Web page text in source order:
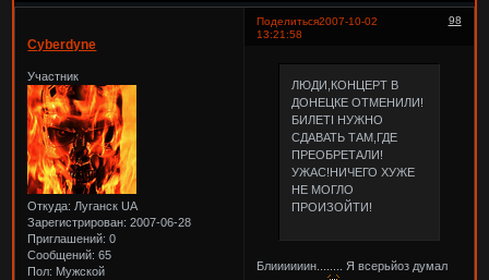
Поделиться 98
2007-10-02
13:21:58
Cyberdyne
Участник
Откуда: Луганск UA
Зарегистрирован: 2007-06-28
Приглашений: 0
Сообщений: 65
Пол: Мужской
ЛЮДИ,КОНЦЕРТ В
ДОНЕЦКЕ ОТМЕНИЛИ!
БИЛЕТІ НУЖНО
СДАВАТЬ ТАМ,ГДЕ
ПРЕОБРЕТАЛИ!
УЖАС!НИЧЕГО ХУЖЕ
НЕ МОГЛО
ПРОИЗОЙТИ!
Блиииииин........ Я всерьйоз думал